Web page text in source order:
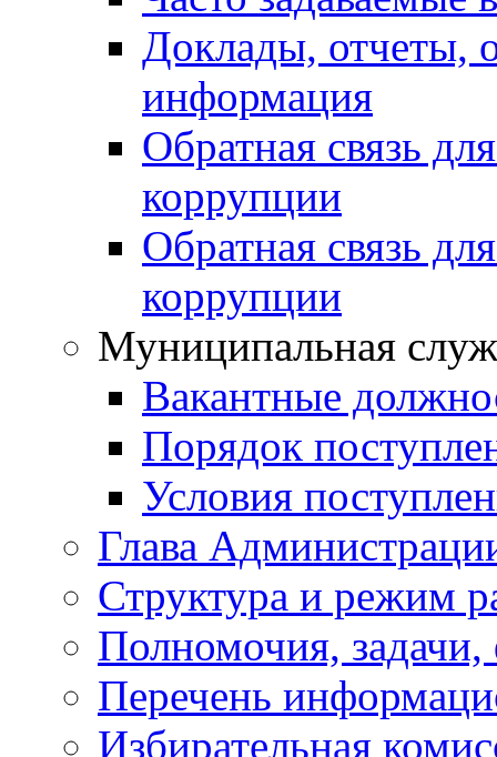
Доклады, отчеты,
информация
Обратная связь
коррупции
Обратная связь
коррупции
Муниципальная
Вакантные
Порядок
Условия
Глава
Структура и режим
Полномочия,
Перечень
Избирательная